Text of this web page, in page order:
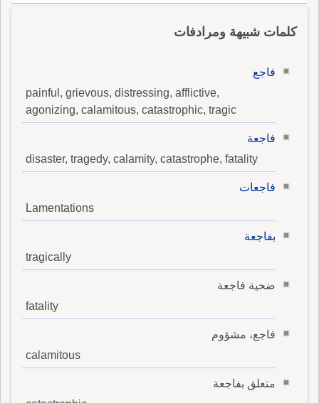
كلمات شبيهة ومرادفات
فاجع
painful, grievous, distressing, afflictive,
agonizing, calamitous, catastrophic, tragic
فاجعة
disaster, tragedy, calamity, catastrophe, fatality
فاجعات
Lamentations
بفاجعة
tragically
ضحية فاجعة
fatality
فاجع، مشؤوم
calamitous
متعلق بفاجعة